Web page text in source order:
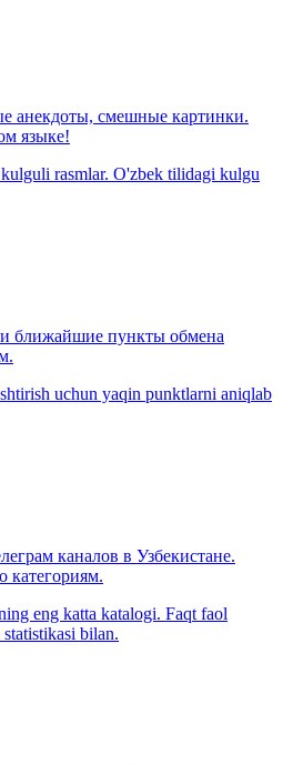
анекдоты, смешные картинки.
языке!
rasmlar. O'zbek tilidagi kulgu
ближайшие пункты обмена
uchun yaqin punktlarni aniqlab
каналов в Узбекистане.
категориям.
eng katta katalogi. Faqt faol
bilan.